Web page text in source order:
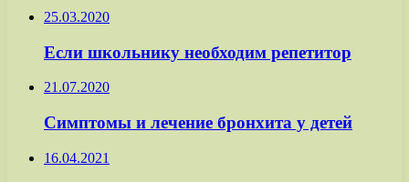
25.03.2020
Если школьнику необходим репетитор
21.07.2020
Симптомы и лечение бронхита у детей
16.04.2021